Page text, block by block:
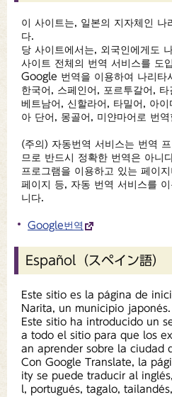
이 사이트는, 일본의 지자체인 나
다.
당 사이트에서는, 외국인에게도
사이트 전체의 번역 서비스를 도
Google 번역을 이용하여 나리타
한국어, 스페인어, 포르투갈어,
베트남어, 신할라어, 타밀어, 아이
아 단어, 몽골어, 미얀마어로 번
(주의) 자동번역 서비스는 번역
므로 반드시 정확한 번역은 아니
프로그램을 이용하고 있는 페이
페이지 등, 자동 번역 서비스를
니다.
Google번역
Español（スペイン語）
Este sitio es la página de
Narita, un municipio japonés.
Este sitio ha introducido un
a todo el sitio para que los
an aprender sobre la ciudad
Con Google Translate, la
ity se puede traducir al
l, portugués, tagalo,